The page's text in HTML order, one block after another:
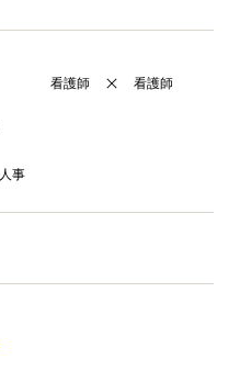
看護師 看護師
人事